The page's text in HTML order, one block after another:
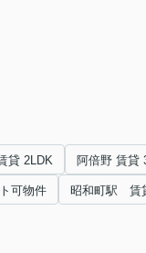
貸 2LDK 阿倍野 賃貸
可物件 昭和町駅 賃